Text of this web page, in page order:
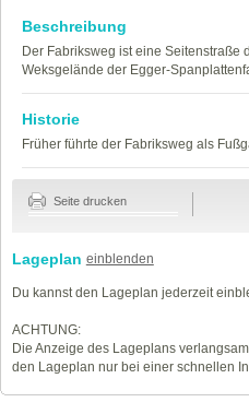
Beschreibung
Der Fabriksweg ist eine Seitenstraße
Weksgelände der Egger-
Historie
Früher führte der Fabriksweg als
Seite drucken
Lageplan einblenden
Du kannst den Lageplan jederzeit
ACHTUNG:
Die Anzeige des Lageplans
den Lageplan nur bei einer schnellen